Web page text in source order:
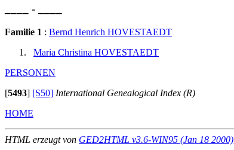
____ - ____
Familie 1 : Bernd Henrich HOVESTAEDT
Maria Christina HOVESTAEDT
PERSONEN
[5493] [S50] International Genealogical Index (R)
HOME
HTML erzeugt von GED2HTML v3.6-WIN95 (Jan 18 2000)